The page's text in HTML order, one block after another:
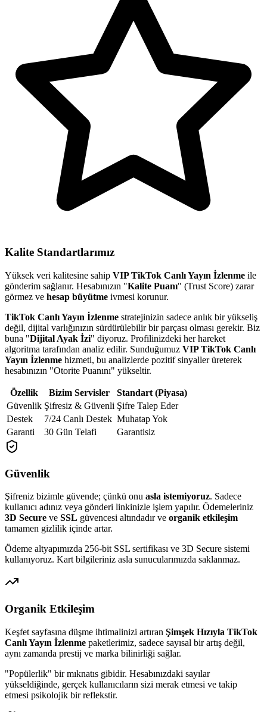
Kalite Standartlarımız
Yüksek veri kalitesine sahip VIP TikTok Canlı Yayın İzlenme ile
gönderim sağlanır. Hesabınızın "Kalite Puanı" (Trust Score) zarar
görmez ve hesap büyütme ivmesi korunur.
TikTok Canlı Yayın İzlenme stratejinizin sadece anlık bir yükseliş
değil, dijital varlığınızın sürdürülebilir bir parçası olması gerekir. Biz
buna "Dijital Ayak İzi" diyoruz. Profilinizdeki her hareket
algoritma tarafından analiz edilir. Sunduğumuz VIP TikTok Canlı
Yayın İzlenme hizmeti, bu analizlerde pozitif sinyaller üreterek
hesabınızın "Otorite Puanını" yükseltir.
Özellik Bizim Servisler
Standart (Piyasa)
Güvenlik Şifresiz & Güvenli Şifre Talep Eder
Destek
7/24 Canlı Destek Muhatap Yok
Garanti
30 Gün Telafi Garantisiz
Güvenlik
Şifreniz bizimle güvende; çünkü onu asla istemiyoruz. Sadece
kullanıcı adınız veya gönderi linkinizle işlem yapılır. Ödemeleriniz
3D Secure ve SSL güvencesi altındadır ve organik etkileşim
tamamen gizlilik içinde artar.
Ödeme altyapımızda 256-bit SSL sertifikası ve 3D Secure sistemi
kullanıyoruz. Kart bilgileriniz asla sunucularımızda saklanmaz.
Organik Etkileşim
Keşfet sayfasına düşme ihtimalinizi artıran Şimşek Hızıyla TikTok
Canlı Yayın İzlenme paketlerimiz, sadece sayısal bir artış değil,
aynı zamanda prestij ve marka bilinirliği sağlar.
"Popülerlik" bir mıknatıs gibidir. Hesabınızdaki sayılar
yükseldiğinde, gerçek kullanıcıların sizi merak etmesi ve takip
etmesi psikolojik bir reflekstir.